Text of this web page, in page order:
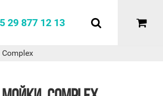
29 877 12 13